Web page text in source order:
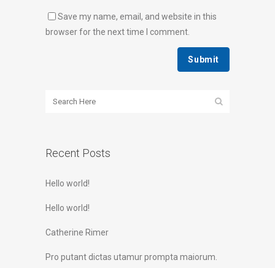
Save my name, email, and website in this
browser for the next time I comment.
Recent Posts
Hello world!
Hello world!
Catherine Rimer
Pro putant dictas utamur prompta maiorum.